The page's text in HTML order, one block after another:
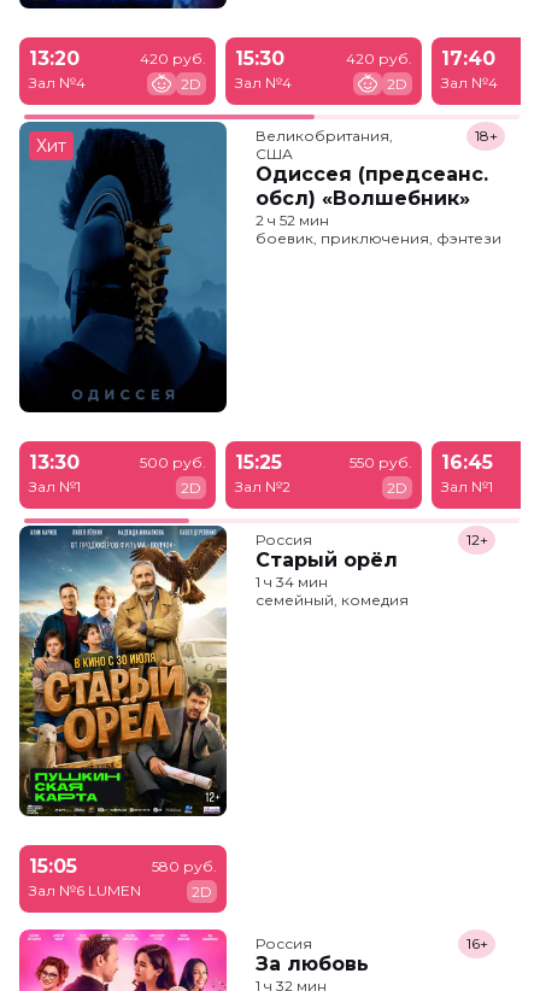
13:20
Зал №4
420 руб.
2D
15:30
Зал №4
420 руб.
2D
17:40
Зал №4
Хит
Великобритания,
США
Одиссея (предсеанс.
обсл) «Волшебник»
18+
2 ч 52 мин
боевик, приключения, фэнтези
13:30
Зал №1
500 руб.
2D
15:25
Зал №2
550 руб.
2D
16:45
Зал №1
Россия
Старый орёл
12+
1 ч 34 мин
семейный, комедия
15:05
Зал №6 LUMEN
580 руб.
2D
Россия
За любовь
16+
1 ч 32 мин